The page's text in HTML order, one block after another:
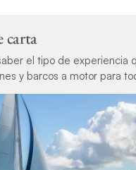
carta
el tipo de experiencia
y barcos a motor para